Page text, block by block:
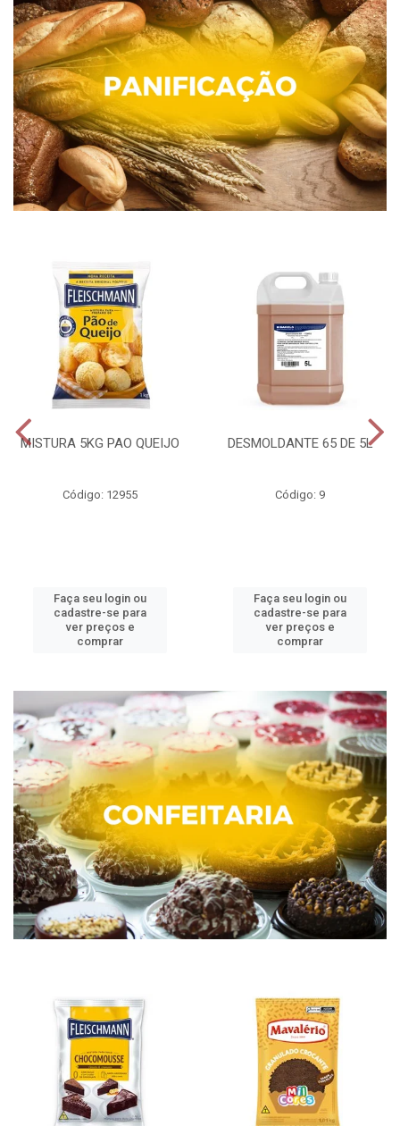
MISTURA 5KG PAO QUEIJO
Código: 12955
Faça seu login ou
cadastre-se para
ver preços e
comprar
DESMOLDANTE 65 DE 5L
Código: 9
Faça seu login ou
cadastre-se para
ver preços e
comprar